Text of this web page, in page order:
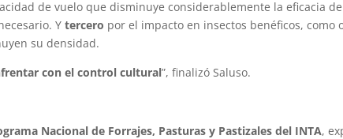
de vuelo que disminuye considerablemente la eficacia
Ytercero por el impacto en insectos benéficos, como
su densidad.
con el control cultural”, finalizó Saluso.
Nacional de Forrajes, Pasturas y Pastizales del INTA,